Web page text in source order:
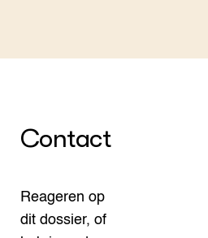
Contact
Reageren op
dit dossier, of